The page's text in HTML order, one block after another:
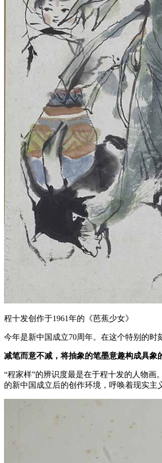
程十发创作于1961年的《芭蕉少女》
今年是新中国成立70周年。在这个特别的
减笔而意不减，将抽象的笔墨意趣构成具象
“程家样”的辨识度最是在于程十发的人物
的新中国成立后的创作环境，呼唤着现实主